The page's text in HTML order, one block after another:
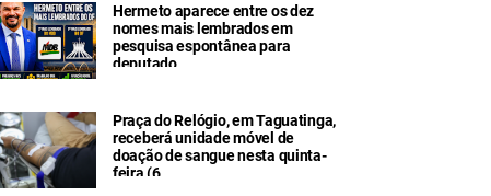
Hermeto aparece entre os dez
nomes mais lembrados em
pesquisa espontânea para
deputado
Praça do Relógio, em Taguatinga,
receberá unidade móvel de
doação de sangue nesta quinta-
feira (6